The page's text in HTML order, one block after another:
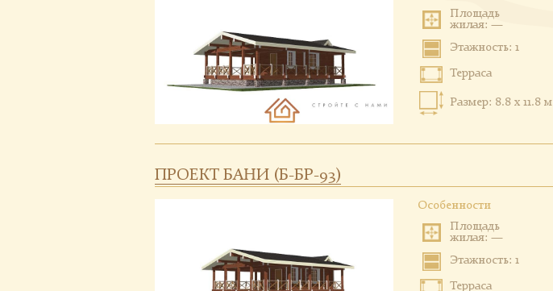
Площадь
жилая: —
Этажность: 1
Терраса
Размер: 8.8 x 11.8 м
ПРОЕКТ БАНИ (Б-БР-93)
Особенности
Площадь
жилая: —
Этажность: 1
Терраса